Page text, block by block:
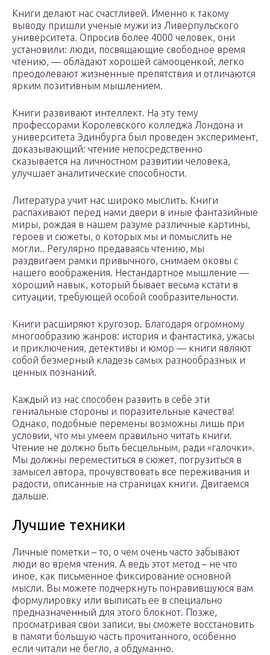
Книги делают нас счастливей. Именно к такому
выводу пришли ученые мужи из Ливерпульского
университета. Опросив более 4000 человек, они
установили: люди, посвящающие свободное время
чтению, — обладают хорошей самооценкой, легко
преодолевают жизненные препятствия и отличаются
ярким позитивным мышлением.
Книги развивают интеллект. На эту тему
профессорами Королевского колледжа Лондона и
университета Эдинбурга был проведен эксперимент,
доказывающий: чтение непосредственно
сказывается на личностном развитии человека,
улучшает аналитические способности.
Литература учит нас широко мыслить. Книги
распахивают перед нами двери в иные фантазийные
миры, рождая в нашем разуме различные картины,
героев и сюжеты, о которых мы и помыслить не
могли.. Регулярно предаваясь чтению, мы
раздвигаем рамки привычного, снимаем оковы с
нашего воображения. Нестандартное мышление —
хороший навык, который бывает весьма кстати в
ситуации, требующей особой сообразительности.
Книги расширяют кругозор. Благодаря огромному
многообразию жанров: история и фантастика, ужасы
и приключения, детективы и юмор — книги являют
собой безмерный кладезь самых разнообразных и
ценных познаний.
Каждый из нас способен развить в себе эти
гениальные стороны и поразительные качества!
Однако, подобные перемены возможны лишь при
условии, что мы умеем правильно читать книги.
Чтение не должно быть бесцельным, ради «галочки».
Мы должны переместиться в сюжет, погрузиться в
замысел автора, прочувствовать все переживания и
радости, описанные на страницах книги. Двигаемся
дальше.
Лучшие техники
Личные пометки – то, о чем очень часто забывают
люди во время чтения. А ведь этот метод – не что
иное, как письменное фиксирование основной
мысли. Вы можете подчеркнуть понравившуюся вам
формулировку или выписать ее в специально
предназначенный для этого блокнот. Позже,
просматривая свои записи, вы сможете восстановить
в памяти большую часть прочитанного, особенно
если читали не бегло, а обдуманно.